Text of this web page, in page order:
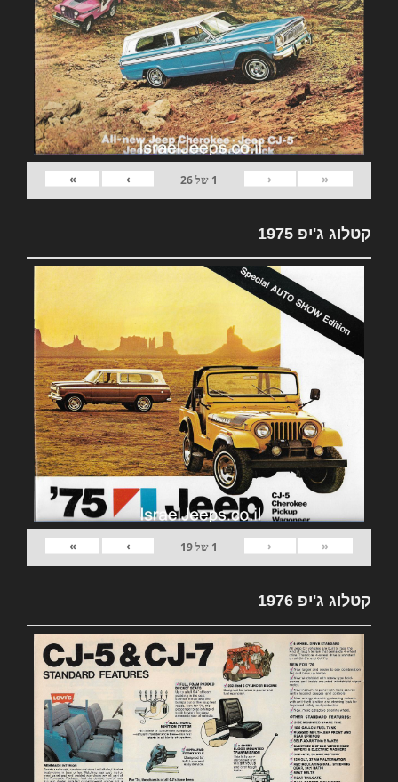
«
‹
1 של26
›
»
קטלוג ג'יפ 1975
«
‹
1 של19
›
»
קטלוג ג'יפ 1976